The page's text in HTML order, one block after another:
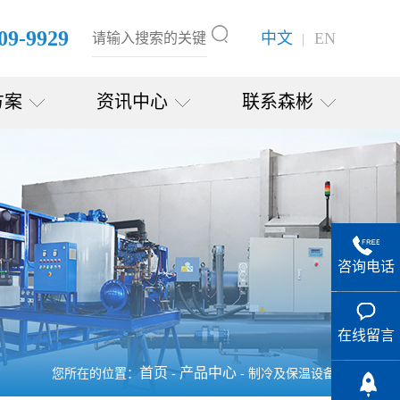
9929 中文 | EN
案 资讯中心 联系森彬
您所在的位置：首页 -产品中心 - 制冷及保温设备
咨询电话
在线留言